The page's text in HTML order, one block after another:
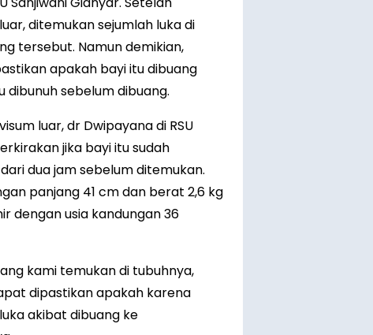
ditemukan sejumlah luka di
tersebut. Namun demikian,
apakah bayi itu dibuang
dibunuh sebelum dibuang.
luar, dr Dwipayana di RSU
jika bayi itu sudah
dua jam sebelum ditemukan.
panjang 41 cm dan berat 2,6 kg
dengan usia kandungan 36
kami temukan di tubuhnya,
dipastikan apakah karena
akibat dibuang ke